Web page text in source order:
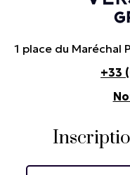
1 place du Maréchal
+33